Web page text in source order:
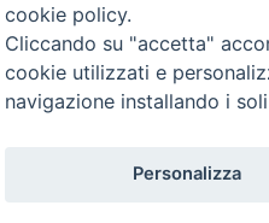
Tutti i diritti riservati -
cookie policy.
Cliccando su "accetta"
cookie utilizzati e
navigazione installando i
Personalizza